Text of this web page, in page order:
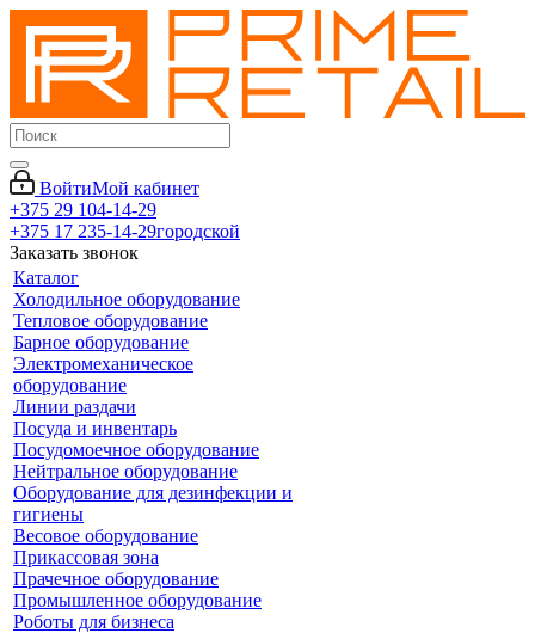
ВойтиМой кабинет
+375 29 104-14-29
+375 17 235-14-29городской
Заказать звонок
Каталог
Холодильное оборудование
Тепловое оборудование
Барное оборудование
Электромеханическое
оборудование
Линии раздачи
Посуда и инвентарь
Посудомоечное оборудование
Нейтральное оборудование
Оборудование для дезинфекции и
гигиены
Весовое оборудование
Прикассовая зона
Прачечное оборудование
Промышленное оборудование
Роботы для бизнеса